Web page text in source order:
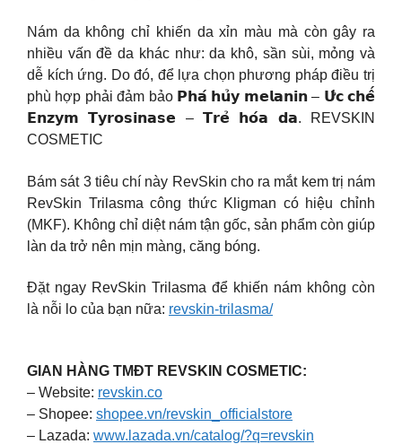
Nám da không chỉ khiến da xỉn màu mà còn gây ra
nhiều vấn đề da khác như: da khô, sần sùi, mỏng và
dễ kích ứng. Do đó, để lựa chọn phương pháp điều trị
phù hợp phải đảm bảo 𝗣𝗵𝗮́ 𝗵𝘂̉𝘆 𝗺𝗲𝗹𝗮𝗻𝗶𝗻 – 𝗨̛́𝗰 𝗰𝗵𝗲̂́
𝗘𝗻𝘇𝘆𝗺 𝗧𝘆𝗿𝗼𝘀𝗶𝗻𝗮𝘀𝗲 – 𝗧𝗿𝗲̉ 𝗵𝗼́𝗮 𝗱𝗮. REVSKIN
COSMETIC
Bám sát 3 tiêu chí này RevSkin cho ra mắt kem trị nám
RevSkin Trilasma công thức Kligman có hiệu chỉnh
(MKF). Không chỉ diệt nám tận gốc, sản phẩm còn giúp
làn da trở nên mịn màng, căng bóng.
Đặt ngay RevSkin Trilasma để khiến nám không còn
là nỗi lo của bạn nữa: revskin-trilasma/
GIAN HÀNG TMĐT REVSKIN COSMETIC:
– Website: revskin.co
– Shopee: shopee.vn/revskin_officialstore
– Lazada: www.lazada.vn/catalog/?q=revskin